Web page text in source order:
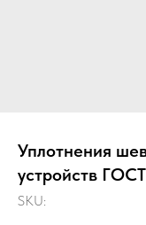
Уплотнения
устройств
SKU: